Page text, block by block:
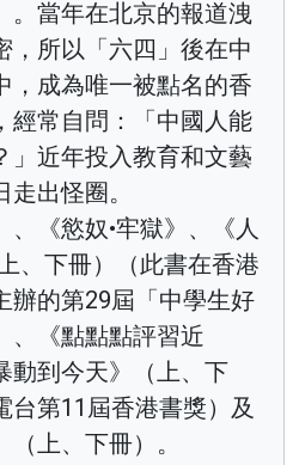
。當年在北京的報道洩
，所以「六四」後在中
，成為唯一被點名的香
經常自問：「中國人能
」近年投入教育和文藝
出怪圈。
《慾奴•牢獄》、《人
、下冊）（此書在香港
辦的第29屆「中學生好
、《點點點評習近
動到今天》（上、下
台第11屆香港書獎）及
（上、下冊）。